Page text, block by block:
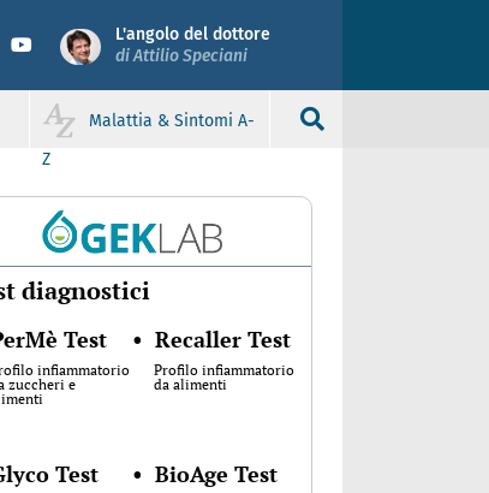
L'angolo del dottore
di Attilio Speciani
Malattia & Sintomi A-
Z
diagnostici
Test
infiammatorio
zuccheri e
• Recaller Test
Profilo infiammatorio
da alimenti
Test • BioAge Test